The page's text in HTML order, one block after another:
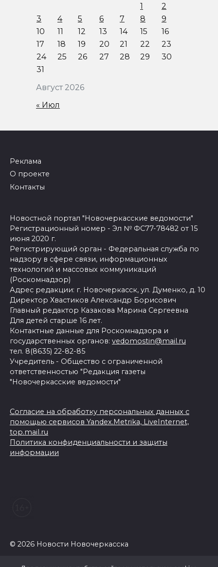
Август 2026
1
2
3
4 5 6 7 8
9
10
11 12 13 14 15
16
17
18 19 20 21 22
23
24
25 26 27 28 29
30
31
« Июл
Реклама
О проекте
Контакты
Новостной портал "Новочеркасские ведомости"
Регистрационный номер - Эл № ФС77-78482 от 15
июня 2020 г.
Регистрирующий орган - Федеральная служба по
надзору в сфере связи, информационных
технологий и массовых коммуникаций
(Роскомнадзор)
Адрес редакции: г. Новочеркасск, ул. Думенко, д. 10
Директор Хвастиков Александр Борисович
Главный редактор Казакова Марина Сергеевна
Для детей старше 16 лет.
Контактные данные для Роскомнадзора и
государственных органов: vedomostin@mail.ru
тел. 8(8635) 22-82-85
Учредитель - Общество с ограниченной
ответственностью "Редакция газеты
"Новочеркасские ведомости"
Согласие на обработку персональных данных с
помощью сервисов Yandex.Metrika, LiveInternet,
top.mail.ru
Политика конфиденциальности и защиты
информации
© 2026 Новости Новочеркасска